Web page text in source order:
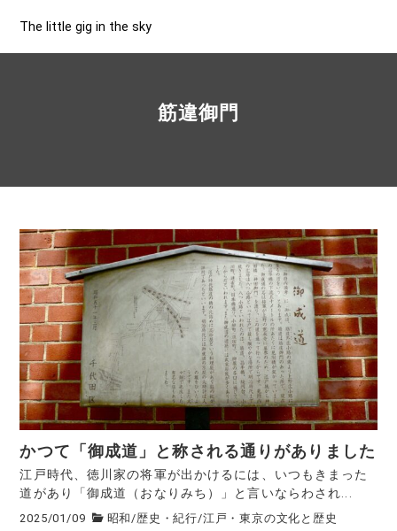
The little gig in the sky
筋違御門
かつて「御成道」と称される通りがありました
江戸時代、徳川家の将軍が出かけるには、いつもきまった
道があり「御成道（おなりみち）」と言いならわされ...
2025/01/09 昭和 /歴史・紀行/江戸・東京の文化と歴史